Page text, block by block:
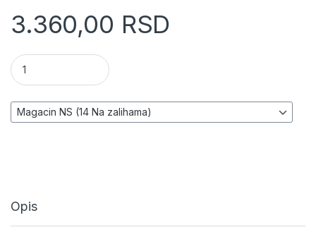
3.360,00 RSD
Cev usisna za pumpu sa nepovratnim ventilom - OMEGA AIR
Opis